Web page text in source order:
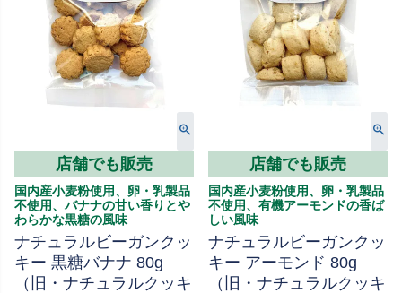
店舗でも販売
国内産小麦粉使用、卵・乳製品
不使用、バナナの甘い香りとや
わらかな黒糖の風味
ナチュラルビーガンクッ
キー 黒糖バナナ 80g
（旧・ナチュラルクッキ
店舗でも販売
国内産小麦粉使用、卵・乳製品
不使用、有機アーモンドの香ば
しい風味
ナチュラルビーガンクッ
キー アーモンド 80g
（旧・ナチュラルクッキ